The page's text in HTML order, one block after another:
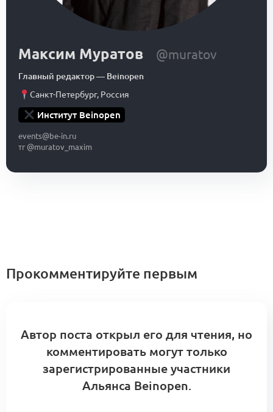
Максим Муратов @muratov
Главный редактор— Beinopen
Санкт-Петербург, Россия
Институт Beinopen
events@be-in.ru
тг @muratov_maxim
Прокомментируйте первым
Автор поста открыл его для чтения, но
комментировать могут только
зарегистрированные участники
Альянса Beinopen.